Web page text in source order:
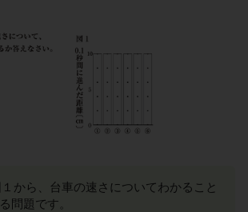
から、台車の速さについてわかること
問題です。